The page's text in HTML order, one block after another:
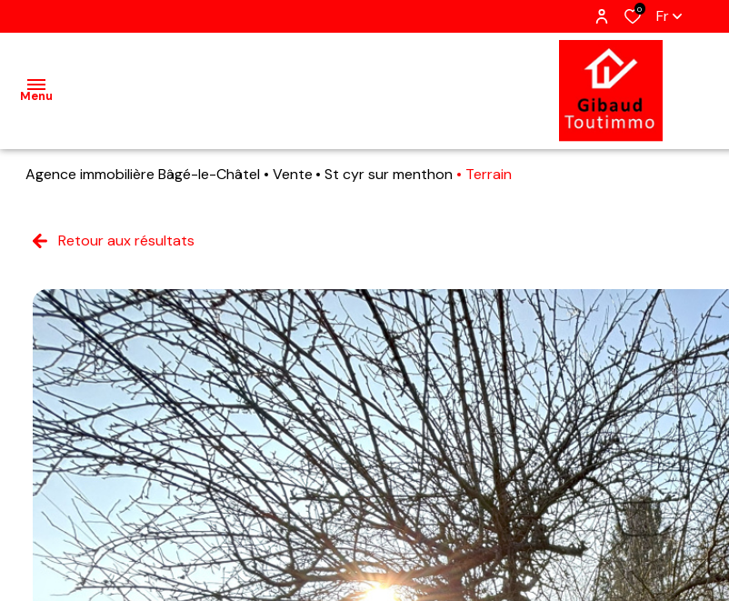
0 Fr
Menu
Ventes
Locations
Estimation
Qui
sommes-
nous
Contact
Agence immobilière Bâgé-le-Châtel Vente St cyr sur menthon Terrain
Retour aux résultats